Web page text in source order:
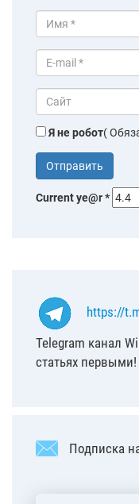
Я не робот(
Current ye@r*
https://
Telegram канал
статьях первыми!
Подписка